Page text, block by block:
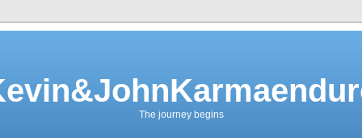
The journey begins